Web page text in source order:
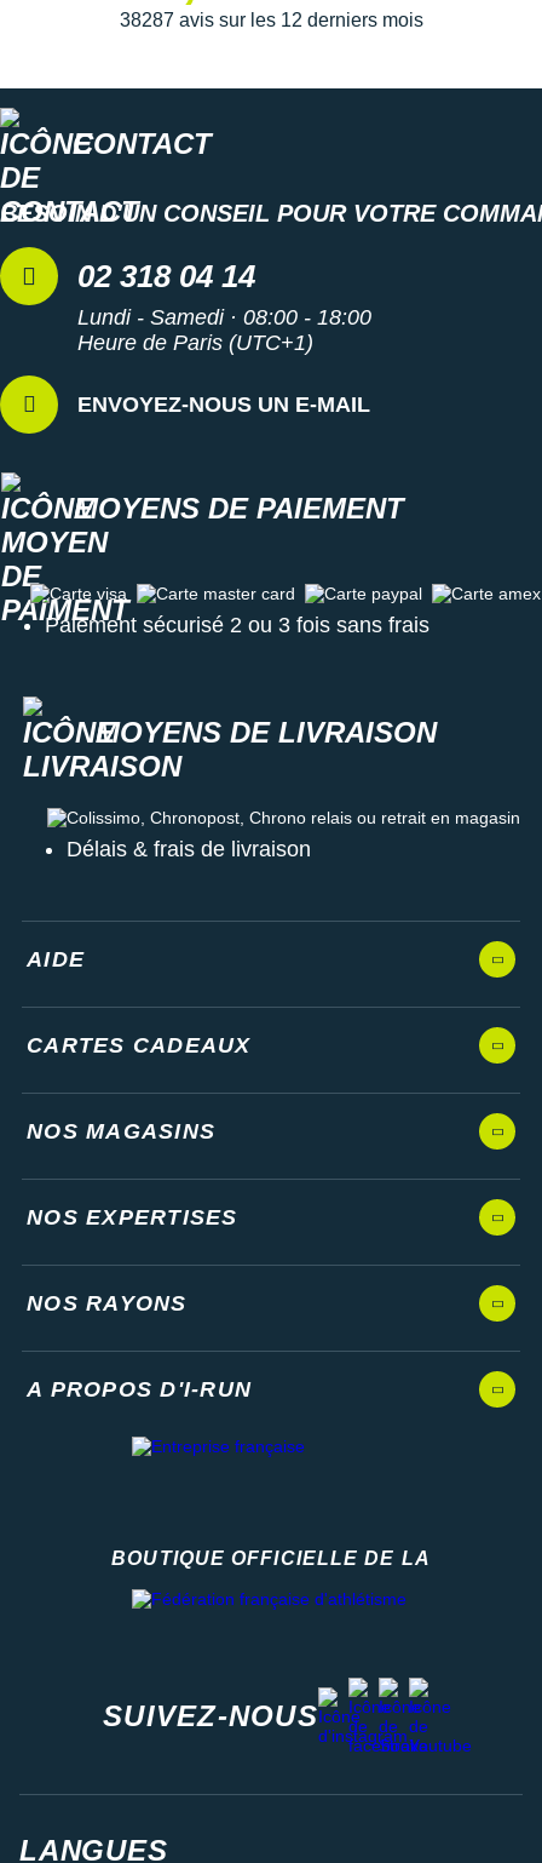
Semelle intérieure amovible
Les autres produits
38287 avis sur les 12 derniers mois
CONTACT
BESOIN D'UN CONSEIL POUR VOTRE
02 318 04 14
Lundi - Samedi · 08:00 - 18:00
Heure de Paris (UTC+1)
ENVOYEZ-NOUS UN E-MAIL
MOYENS DE PAIEMENT
Carte visa Carte master card Carte paypal Carte amex
Paiement sécurisé 2 ou 3 fois sans frais
MOYENS DE LIVRAISON
Colissimo, Chronopost, Chrono relais ou retrait en magasin
Délais & frais de livraison
AIDE
CARTES CADEAUX
NOS MAGASINS
NOS EXPERTISES
NOS RAYONS
A PROPOS D'I-RUN
BOUTIQUE OFFICIELLE DE LA
SUIVEZ-NOUS
instagram
facebook
stravayoutube
LANGUES